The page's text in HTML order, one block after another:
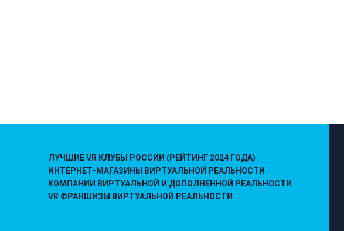
ЛУЧШИЕ VR КЛУБЫ РОССИИ (РЕЙТИНГ 2024 ГОДА)
ИНТЕРНЕТ-МАГАЗИНЫ ВИРТУАЛЬНОЙ РЕАЛЬНОСТИ
КОМПАНИИ ВИРТУАЛЬНОЙ И ДОПОЛНЕННОЙ РЕАЛЬНОСТИ
VR ФРАНШИЗЫ ВИРТУАЛЬНОЙ РЕАЛЬНОСТИ